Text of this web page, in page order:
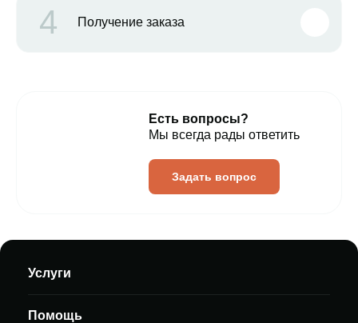
4 Получение заказа
Есть вопросы?
Мы всегда рады ответить
Задать вопрос
Услуги
Помощь